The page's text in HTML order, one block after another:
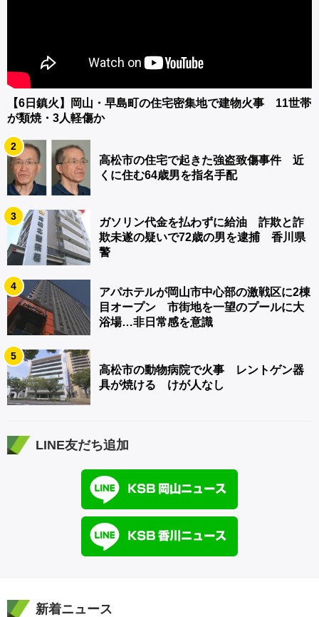
【6日鎮火】岡山・早島町の住宅密集地で建物火事 11世帯
が類焼・3人軽傷か
2
高松市の住宅で起きた強盗致傷事件 近
くに住む64歳男を指名手配
3
ガソリン代金を払わずに給油 詐欺と詐
欺未遂の疑いで72歳の男を逮捕 香川県
警
4
アパホテルが岡山市中心部の激戦区に2棟
目オープン 市街地を一望のプールに大
浴場…非日常感を意識
5
高松市の動物病院で火事 レントゲン器
具が焼ける けが人なし
LINE友だち追加
新着ニュース